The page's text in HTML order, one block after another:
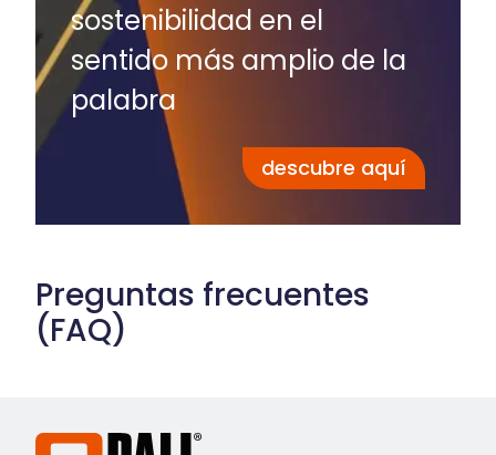
sostenibilidad en el
sentido más amplio de la
palabra
descubre aquí
Preguntas frecuentes
(FAQ)